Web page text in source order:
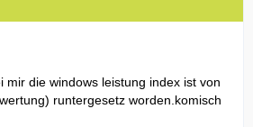
mir die windows leistung index ist von
runtergesetz worden.komisch